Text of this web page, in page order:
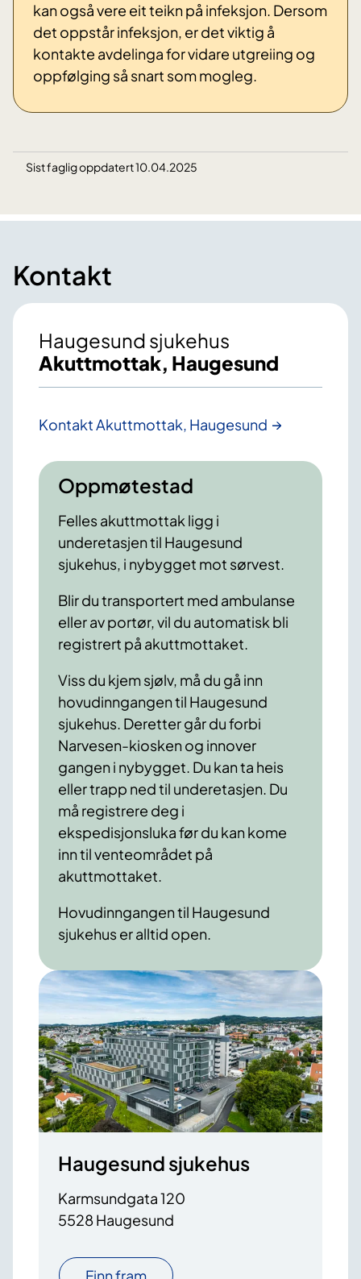
kan også vere eit teikn på infeksjon. Dersom
det oppstår infeksjon, er det viktig å
kontakte avdelinga for vidare utgreiing og
oppfølging så snart som mogleg.
Sist faglig oppdatert 10.04.2025
Kontakt
Haugesund sjukehus
Akuttmottak, Haugesund
Kontakt Akuttmottak, Haugesund
Oppmøtestad
Felles akuttmottak ligg i
underetasjen til Haugesund
sjukehus, i nybygget mot sørvest.
Blir du transportert med ambulanse
eller av portør, vil du automatisk bli
registrert på akuttmottaket.
Viss du kjem sjølv, må du gå inn
hovudinngangen til Haugesund
sjukehus. Deretter går du forbi
Narvesen-kiosken og innover
gangen i nybygget. Du kan ta heis
eller trapp ned til underetasjen. Du
må registrere deg i
ekspedisjonsluka før du kan kome
inn til venteområdet på
akuttmottaket.
Hovudinngangen til Haugesund
sjukehus er alltid open.
Haugesund sjukehus
Karmsundgata 120
5528 Haugesund